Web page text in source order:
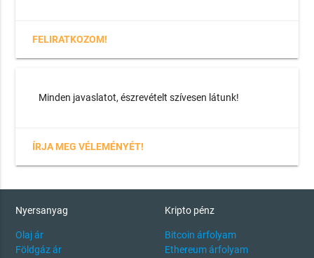
FELIRATKOZOM!
Minden javaslatot, észrevételt szívesen látunk!
ÍRJA MEG VÉLEMÉNYÉT!
Nyersanyag
Olaj ár
Földgáz ár
Kripto pénz
Bitcoin árfolyam
Ethereum árfolyam